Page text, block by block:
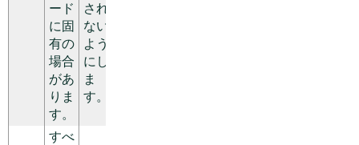
ード
に固
有の
場合
があ
りま
す。
され
ない
よう
にし
ま
す。
すべ